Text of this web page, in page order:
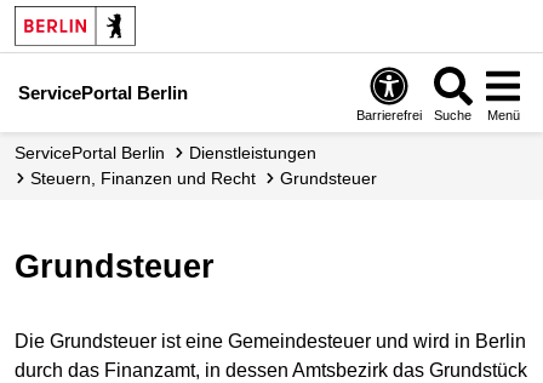
ServicePortal Berlin
Barrierefrei Suche Menü
ServicePortal Berlin
Dienstleistungen
Steuern, Finanzen und Recht
Grundsteuer
Grundsteuer
Die Grundsteuer ist eine Gemeindesteuer und wird in Berlin
durch das Finanzamt, in dessen Amtsbezirk das Grundstück